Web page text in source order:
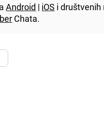
Android | iOS i
Chata.